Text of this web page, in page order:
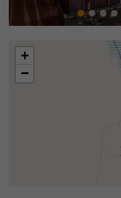
+
−